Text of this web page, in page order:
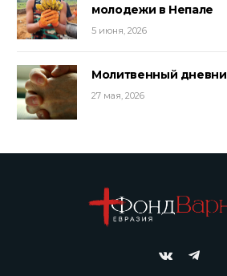
молодежи в Непале
5 июня, 2026
Молитвенный
27 мая, 2026
VKontakte